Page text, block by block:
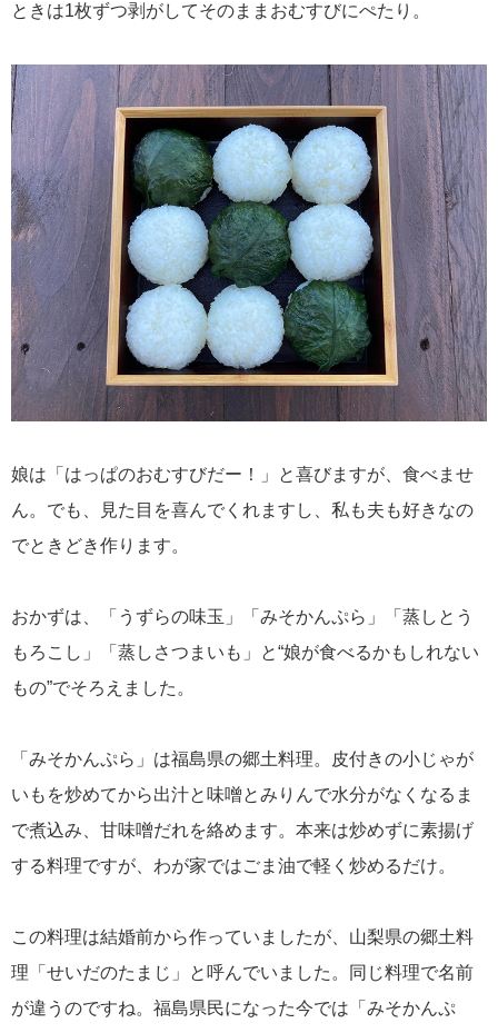
ときは1枚ずつ剥がしてそのままおむすびにぺたり。
娘は「はっぱのおむすびだー！」と喜びますが、食べませ
ん。でも、見た目を喜んでくれますし、私も夫も好きなの
でときどき作ります。
おかずは、「うずらの味玉」「みそかんぷら」「蒸しとう
もろこし」「蒸しさつまいも」と“娘が食べるかもしれない
もの”でそろえました。
「みそかんぷら」は福島県の郷土料理。皮付きの小じゃが
いもを炒めてから出汁と味噌とみりんで水分がなくなるま
で煮込み、甘味噌だれを絡めます。本来は炒めずに素揚げ
する料理ですが、わが家ではごま油で軽く炒めるだけ。
この料理は結婚前から作っていましたが、山梨県の郷土料
理「せいだのたまじ」と呼んでいました。同じ料理で名前
が違うのですね。福島県民になった今では「みそかんぷ